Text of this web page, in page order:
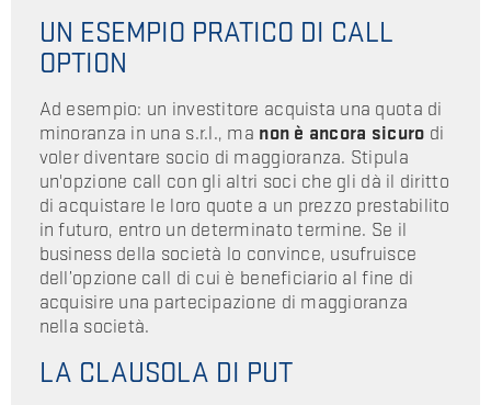
UN ESEMPIO PRATICO DI CALL
OPTION
Ad esempio: un investitore acquista una quota di
minoranza in una s.r.l., ma non è ancora sicuro di
voler diventare socio di maggioranza. Stipula
un'opzione call con gli altri soci che gli dà il diritto
di acquistare le loro quote a un prezzo prestabilito
in futuro, entro un determinato termine. Se il
business della società lo convince, usufruisce
dell’opzione call di cui è beneficiario al fine di
acquisire una partecipazione di maggioranza
nella società.
LA CLAUSOLA DI PUT